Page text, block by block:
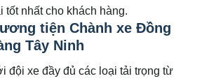
tốt nhất cho khách hàng.
tiện Chành xe Đồng
Tây Ninh
đội xe đầy đủ các loại tải trọng từ